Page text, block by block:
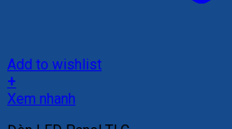
Add to wishlist
+
Xem nhanh